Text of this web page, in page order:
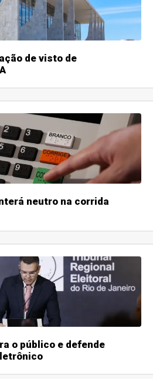
de visto de
neutro na corrida
o público e defende